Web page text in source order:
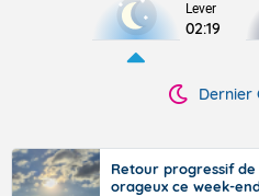
Lever
02:19
Dernier
Retour progressif
orageux ce week-